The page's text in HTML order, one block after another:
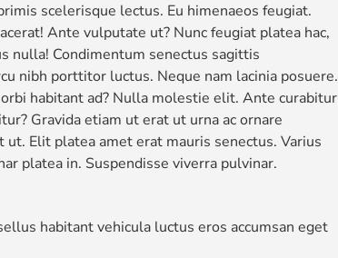
scelerisque lectus. Eu himenaeos feugiat.
Ante vulputate ut? Nunc feugiat platea hac,
nulla! Condimentum senectus sagittis
nibh porttitor luctus. Neque nam lacinia posuere.
habitant ad? Nulla molestie elit. Ante curabitur
Gravida etiam ut erat ut urna ac ornare
ut. Elit platea amet erat mauris senectus. Varius
platea in. Suspendisse viverra pulvinar.
habitant vehicula luctus eros accumsan eget